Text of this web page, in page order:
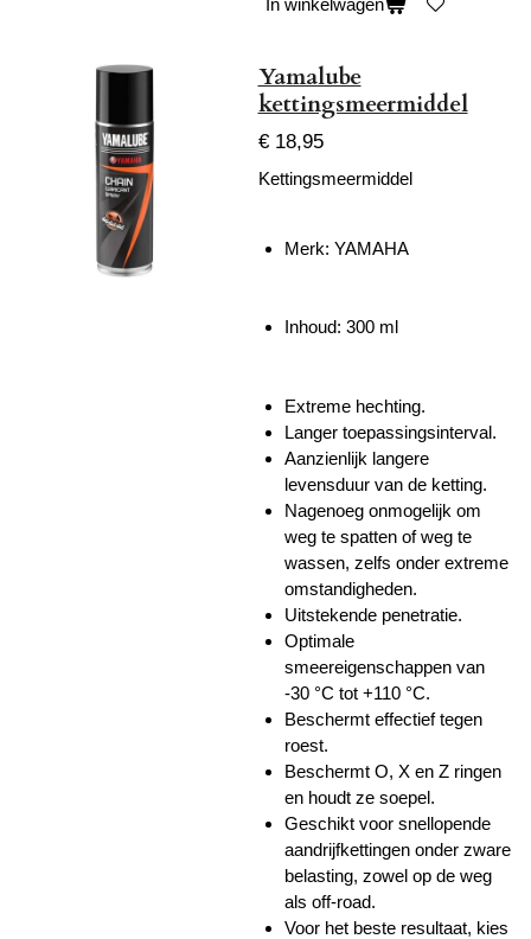
Yamalube
kettingsmeermiddel
€ 18,95
Kettingsmeermiddel
Merk: YAMAHA
Inhoud: 300 ml
Extreme hechting.
Langer toepassingsinterval.
Aanzienlijk langere
levensduur van de ketting.
Nagenoeg onmogelijk om
weg te spatten of weg te
wassen, zelfs onder extreme
omstandigheden.
Uitstekende penetratie.
Optimale
smeereigenschappen van
-30 °C tot +110 °C.
Beschermt effectief tegen
roest.
Beschermt O, X en Z ringen
en houdt ze soepel.
Geschikt voor snellopende
aandrijfkettingen onder zware
belasting, zowel op de weg
als off-road.
Voor het beste resultaat, kies